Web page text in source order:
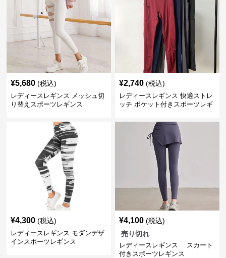
¥5,680 (税込)
レディースレギンス メッシュ切
り替えスポーツレギンス
¥2,740 (税込)
レディースレギンス 快適ストレ
ッチ ポケット付きスポーツレギ
¥4,300 (税込)
レディースレギンス モダンデザ
インスポーツレギンス
¥4,100 (税込)
売り切れ
レディースレギンス スカート
付きスポーツレギンス